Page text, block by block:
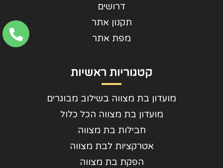
דרושים
תקנון אתר
מפת אתר
קטגוריות ראשיות
מועדון בת מצווה בשילוב מבוגרים
מועדון בת מצווה הכל כלול
חבילות בת מצווה
אטרקציות לבת מצווה
הפקת בת מצווה